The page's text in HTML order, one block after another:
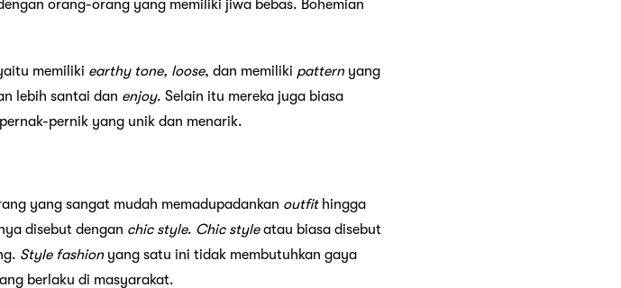
orang-orang yang memiliki jiwa bebas. Bohemian
memiliki earthy tone, loose, dan memiliki patternyang
lebih santai dan enjoy. Selain itu mereka juga biasa
pernik yang unik dan menarik.
yang sangat mudah memadupadankan outfithingga
disebut dengan chic style. Chic styleatau biasa disebut
Style fashionyang satu ini tidak membutuhkan gaya
berlaku di masyarakat.